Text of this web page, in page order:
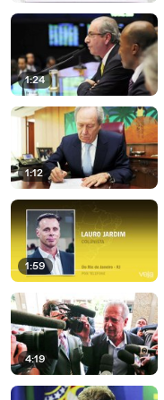
1:24
1:12
1:59
4:19